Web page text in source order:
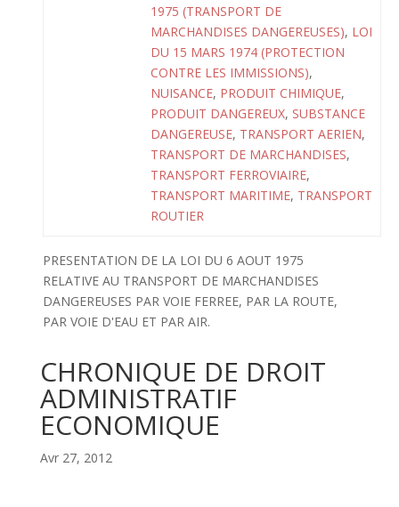
1975 (TRANSPORT DE
MARCHANDISES DANGEREUSES), LOI
DU 15 MARS 1974 (PROTECTION
CONTRE LES IMMISSIONS),
NUISANCE, PRODUIT CHIMIQUE,
PRODUIT DANGEREUX, SUBSTANCE
DANGEREUSE, TRANSPORT AERIEN,
TRANSPORT DE MARCHANDISES,
TRANSPORT FERROVIAIRE,
TRANSPORT MARITIME, TRANSPORT
ROUTIER
PRESENTATION DE LA LOI DU 6 AOUT 1975
RELATIVE AU TRANSPORT DE MARCHANDISES
DANGEREUSES PAR VOIE FERREE, PAR LA ROUTE,
PAR VOIE D'EAU ET PAR AIR.
CHRONIQUE DE DROIT
ADMINISTRATIF
ECONOMIQUE
Avr 27, 2012